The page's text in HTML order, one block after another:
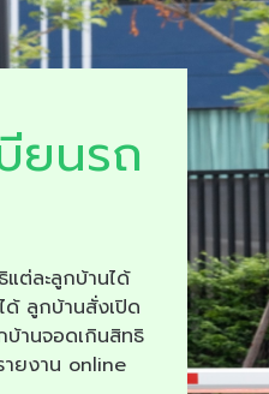
ยนรถ
ต่ละลูกบ้านได้
ด้ ลูกบ้านสั่งเปิด
บ้านจอดเกินสิทธิ
ายงาน online